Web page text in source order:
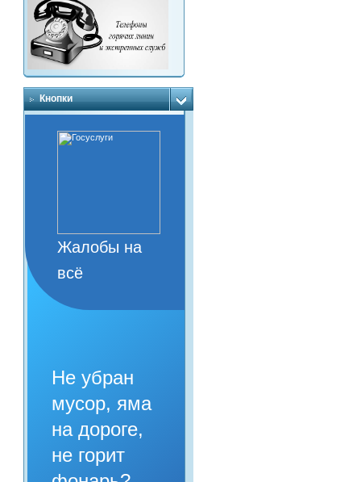
Кнопки
Жалобы на
всё
Не убран
мусор, яма
на дороге,
не горит